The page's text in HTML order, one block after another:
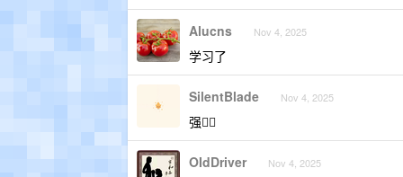
Alucns Nov 4, 2025
学习了
SilentBlade Nov 4, 2025
强👍🏻
OIdDriver Nov 4, 2025